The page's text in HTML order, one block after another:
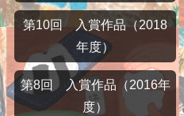
第10回 入賞作品（2018
年度）
第8回 入賞作品（2016年
度）